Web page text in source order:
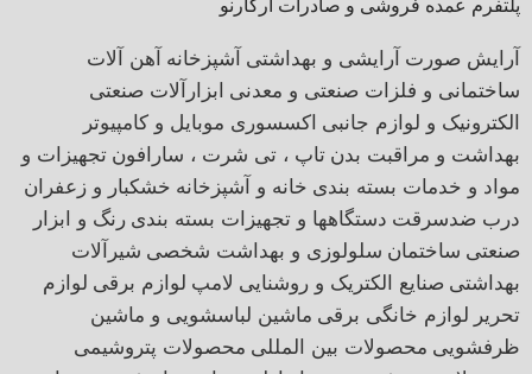
پلتفرم عمده فروشی و صادرات آرکارنو
آرایش صورت آرایشی و بهداشتی آشپزخانه آهن آلات
ساختمانی و فلزات صنعتی و معدنی ابزارآلات صنعتی
الکترونیک و لوازم جانبی اکسسوری موبایل و کامپیوتر
بهداشت و مراقبت بدن تاپ ، تی شرت ، سارافون تجهیزات و
مواد و خدمات بسته بندی خانه و آشپزخانه خشکبار و زعفران
درب ضدسرقت دستگاهها و تجهیزات بسته بندی رنگ و ابزار
صنعتی ساختمان سلولوزی و بهداشت شخصی شیرآلات
بهداشتی صنایع الکتریک و روشنایی لامپ لوازم برقی لوازم
تحریر لوازم خانگی برقی ماشین لباسشویی و ماشین
ظرفشویی محصولات بین المللی محصولات پتروشیمی